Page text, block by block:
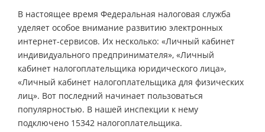
В настоящее время Федеральная налоговая служба
уделяет особое внимание развитию электронных
интернет-сервисов. Их несколько: «Личный кабинет
индивидуального предпринимателя», «Личный
кабинет налогоплательщика юридического лица»,
«Личный кабинет налогоплательщика для физических
лиц». Вот последний начинает пользоваться
популярностью. В нашей инспекции к нему
подключено 15342 налогоплательщика.